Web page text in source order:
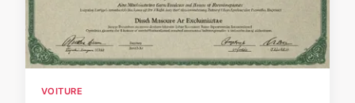
VOITURE